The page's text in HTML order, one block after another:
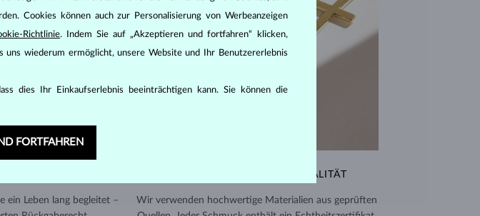
ein Leben lang begleitet –
AUSSERGEWÖHNLICHE QUALITÄT
Wir verwenden hochwertige Materialien aus geprüften
Cookies können auch zur Personalisierung von Werbeanzeigen
Richtlinie. Indem Sie auf „Akzeptieren und fortfahren“ klicken,
wiederum ermöglicht, unsere Website und Ihr Benutzererlebnis
dies Ihr Einkaufserlebnis beeinträchtigen kann. Sie können die
FORTFAHREN